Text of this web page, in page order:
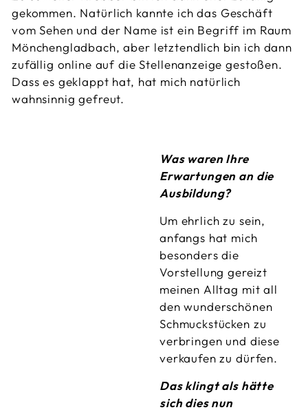
gekommen. Natürlich kannte ich das Geschäft
vom Sehen und der Name ist ein Begriff im Raum
Mönchengladbach, aber letztendlich bin ich dann
zufällig online auf die Stellenanzeige gestoßen.
Dass es geklappt hat, hat mich natürlich
wahnsinnig gefreut.
Was waren Ihre
Erwartungen an die
Ausbildung?
Um ehrlich zu sein,
anfangs hat mich
besonders die
Vorstellung gereizt
meinen Alltag mit all
den wunderschönen
Schmuckstücken zu
verbringen und diese
verkaufen zu dürfen.
Das klingt als hätte
sich dies nun